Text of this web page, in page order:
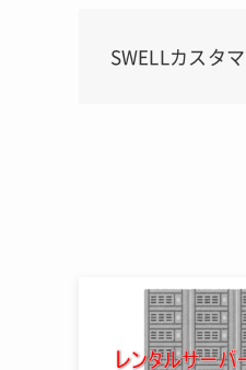
SWELLカスタ